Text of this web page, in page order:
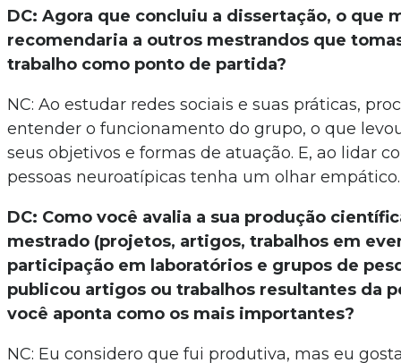
DC: Agora que concluiu a dissertação, o que
recomendaria a outros mestrandos que
trabalho como ponto de partida?
NC: Ao estudar redes sociais e suas práticas,
entender o funcionamento do grupo, o que
seus objetivos e formas de atuação. E, ao lidar
pessoas neuroatípicas tenha um olhar
DC: Como você avalia a sua produção
mestrado (projetos, artigos, trabalhos em
participação em laboratórios e grupos de
publicou artigos ou trabalhos resultantes da
você aponta como os mais importantes?
NC: Eu considero que fui produtiva, mas eu